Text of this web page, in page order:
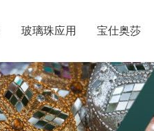
玻璃珠应用 宝仕奥莎